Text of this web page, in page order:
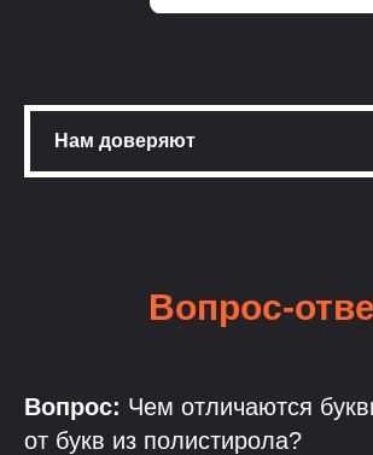
Вопрос-
Вопрос: Чем отличаются
от букв из полистирола?